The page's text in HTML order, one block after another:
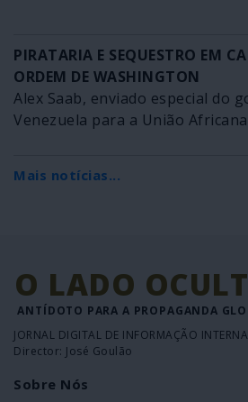
PIRATARIA E SEQUESTRO EM
ORDEM DE WASHINGTON
Alex Saab, enviado especial do
Venezuela para a União
Mais notícias...
O LADO
ANTÍDOTO PARA A PROPAGANDA
JORNAL DIGITAL DE INFORMAÇÃO
Director: José Goulão
Sobre Nós